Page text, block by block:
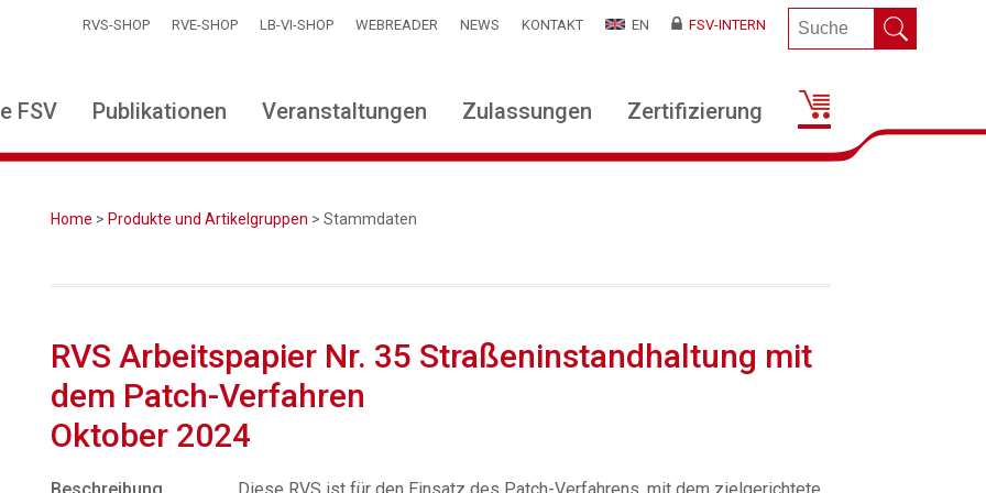
RVS-SHOP RVE-SHOP LB-VI-SHOP WEBREADER NEWS KONTAKT EN FSV-INTERN
FSV Publikationen Veranstaltungen Zulassungen Zertifizierung
Home > Produkte und Artikelgruppen > Stammdaten
RVS Arbeitspapier Nr. 35 Straßeninstandhaltung mit
dem Patch-Verfahren
Oktober 2024